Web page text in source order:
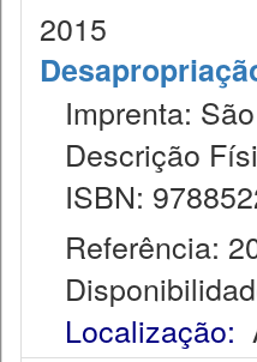
2015
Imprenta:
Descrição
ISBN:
Referência:
Localização: